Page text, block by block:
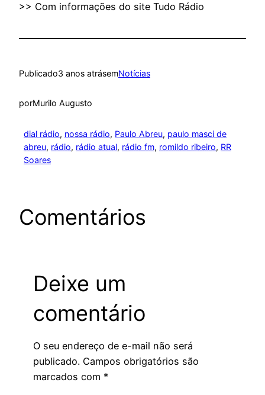
>> Com informações do site Tudo Rádio
Publicado3 anos atrásemNotícias
porMurilo Augusto
dial rádio, nossa rádio, Paulo Abreu, paulo masci de
abreu, rádio, rádio atual, rádio fm, romildo ribeiro, RR
Soares
Comentários
Deixe um
comentário
O seu endereço de e-mail não será
publicado. Campos obrigatórios são
marcados com *